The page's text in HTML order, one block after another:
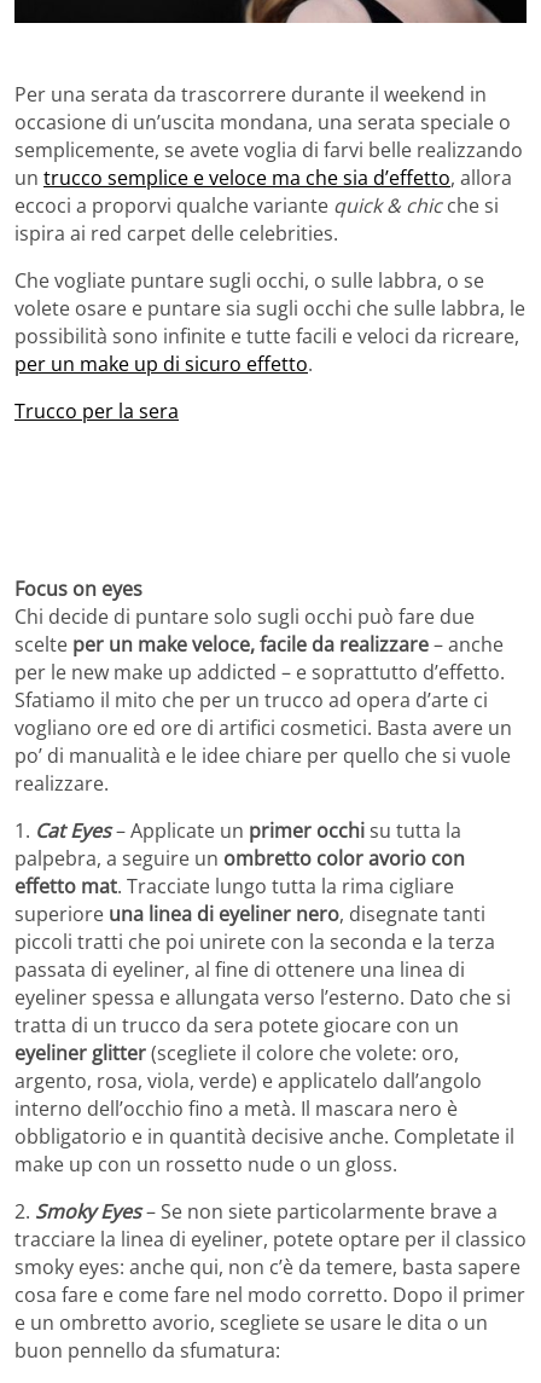
Per una serata da trascorrere durante il weekend in
occasione di un’uscita mondana, una serata speciale o
semplicemente, se avete voglia di farvi belle realizzando
un trucco semplice e veloce ma che sia d’effetto, allora
eccoci a proporvi qualche variante quick & chicche si
ispira ai red carpet delle celebrities.
Che vogliate puntare sugli occhi, o sulle labbra, o se
volete osare e puntare sia sugli occhi che sulle labbra, le
possibilità sono infinite e tutte facili e veloci da ricreare,
per un make up di sicuro effetto.
Trucco per la sera
Focus on eyes
Chi decide di puntare solo sugli occhi può fare due
scelte per un make veloce, facile da realizzare– anche
per le new make up addicted – e soprattutto d’effetto.
Sfatiamo il mito che per un trucco ad opera d’arte ci
vogliano ore ed ore di artifici cosmetici. Basta avere un
po’ di manualità e le idee chiare per quello che si vuole
realizzare.
1. Cat Eyes– Applicate un primer occhisu tutta la
palpebra, a seguire un ombretto color avorio con
effetto mat. Tracciate lungo tutta la rima cigliare
superiore una linea di eyeliner nero, disegnate tanti
piccoli tratti che poi unirete con la seconda e la terza
passata di eyeliner, al fine di ottenere una linea di
eyeliner spessa e allungata verso l’esterno. Dato che si
tratta di un trucco da sera potete giocare con un
eyeliner glitter(scegliete il colore che volete: oro,
argento, rosa, viola, verde) e applicatelo dall’angolo
interno dell’occhio fino a metà. Il mascara nero è
obbligatorio e in quantità decisive anche. Completate il
make up con un rossetto nude o un gloss.
2. Smoky Eyes– Se non siete particolarmente brave a
tracciare la linea di eyeliner, potete optare per il classico
smoky eyes: anche qui, non c’è da temere, basta sapere
cosa fare e come fare nel modo corretto. Dopo il primer
e un ombretto avorio, scegliete se usare le dita o un
buon pennello da sfumatura: